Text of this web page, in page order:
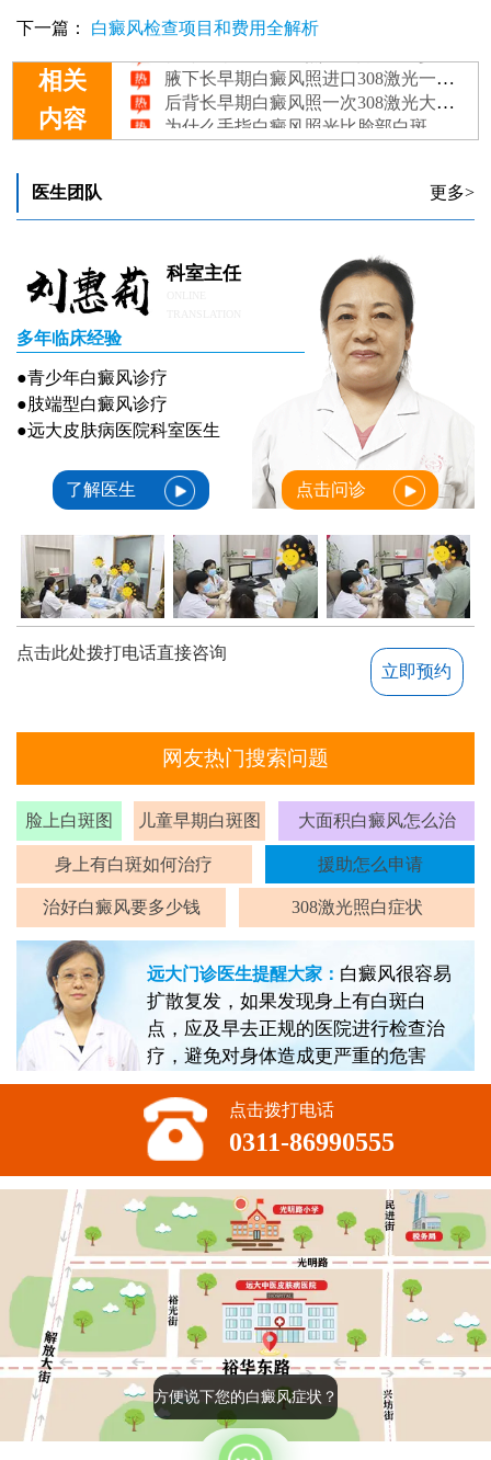
下一篇： 白癜风检查项目和费用全解析
相关
内容
腰部长早期白癜风照308激光要多少钱
后背长早期白癜风照一次308激光大概多少钱
为什么手指白癜风照光比脸部白斑好的慢
医生团队 更多>
科室主任
多年临床经验
●青少年白癜风诊疗
●肢端型白癜风诊疗
●远大皮肤病医院科室医生
了解医生 点击问诊
点击此处拨打电话直接咨询
立即预约
网友热门搜索问题
脸上白斑图 儿童早期白斑图 大面积白癜风怎么治
身上有白斑如何治疗 援助怎么申请
治好白癜风要多少钱 308激光照白症状
远大门诊医生提醒大家： 白癜风很容易
扩散复发，如果发现身上有白斑白
点，应及早去正规的医院进行检查治
疗，避免对身体造成更严重的危害
点击拨打电话
0311-86990555
方便说下您的白癜风症状？